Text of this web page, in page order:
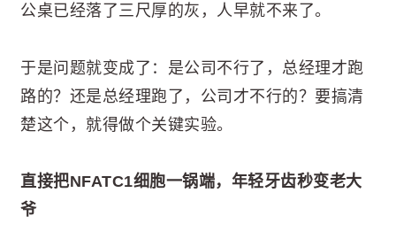
公桌已经落了三尺厚的灰，人早就不来了。
于是问题就变成了：是公司不行了，总经理才跑
路的？还是总经理跑了，公司才不行的？要搞清
楚这个，就得做个关键实验。
直接把NFATC1细胞一锅端，年轻牙齿秒变老大
爷